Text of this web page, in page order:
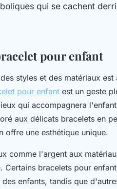
qui se cachent
pour enfant
styles et des matériaux est
pour enfant est un geste
qui accompagnera
aux délicats bracelets en
offre une esthétique unique.
comme l'argent aux
bracelets pour
enfants, tandis que